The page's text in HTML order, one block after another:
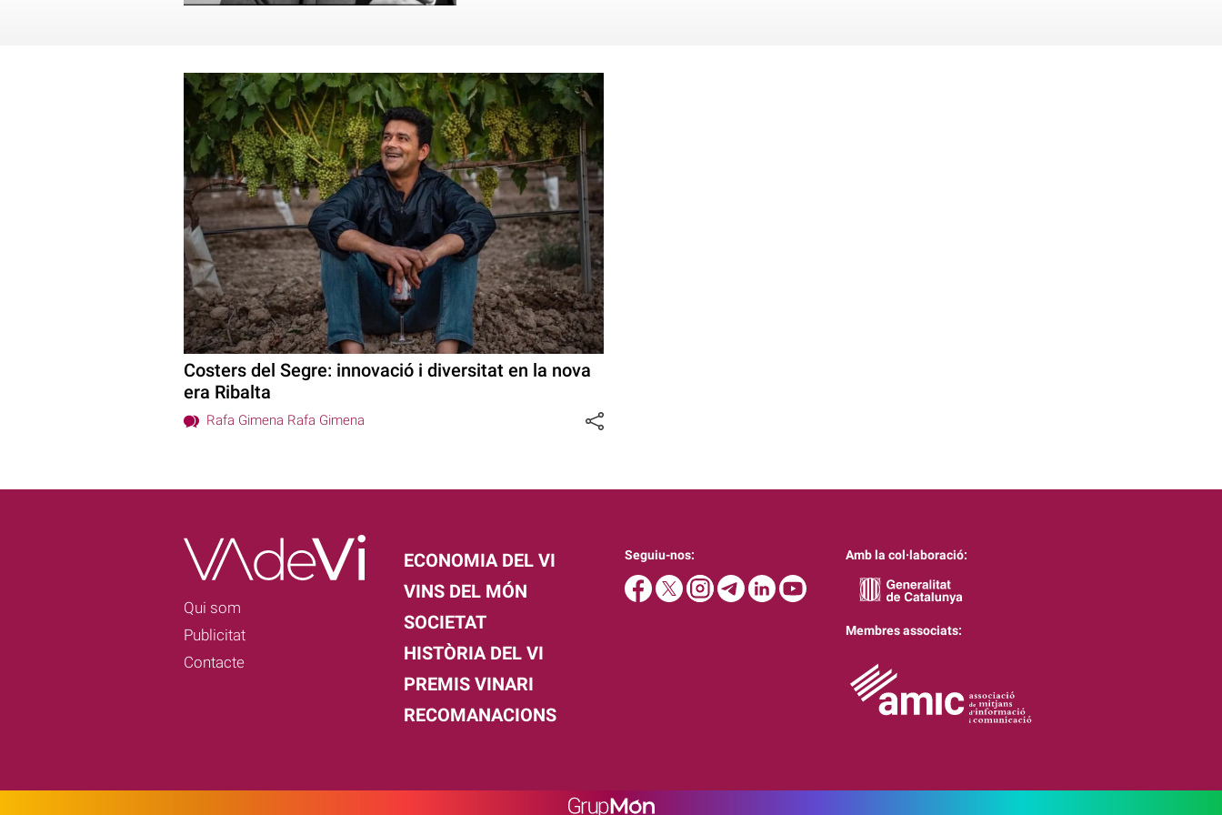
Costers del Segre: innovació i diversitat en la nova
era Ribalta
Rafa Gimena Rafa Gimena
Qui som
Publicitat
Contacte
ECONOMIA DEL VI
VINS DEL MÓN
SOCIETAT
HISTÒRIA DEL VI
PREMIS VINARI
RECOMANACIONS
Seguiu-nos: Amb la col·laboració:
Membres associats: